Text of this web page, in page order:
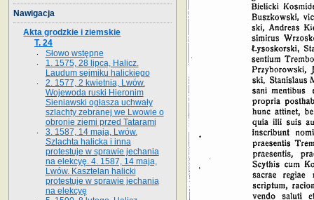
Nawigacja
Akta grodzkie i ziemskie
T. 24
Słowo wstępne
1. 1575, 28 lipca, Halicz.
Laudum sejmiku halickiego
2. 1577, 2 kwietnia, Lwów.
Wojewoda ruski Hieronim
Sieniawski ogłasza uchwały
szlachty zebranej we Lwowie o
obronie ziemi przed Tatarami
3. 1587, 14 maja, Lwów.
Szlachta halicka i inna
protestuje w sprawie jechania
na elekcyę. 4. 1587, 14 maja,
Lwów. Kasztelan halicki
protestuje w sprawie jechania
na elekcyę